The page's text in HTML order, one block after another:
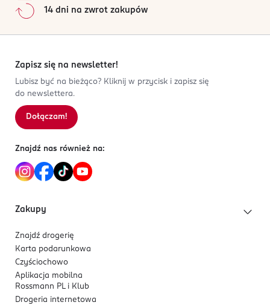
14 dni na zwrot zakupów
Zapisz się na newsletter!
Lubisz być na bieżąco? Kliknij w przycisk i zapisz się
do newslettera.
Dołączam!
Znajdź nas również na:
Zakupy
Znajdź drogerię
Karta podarunkowa
Czyściochowo
Aplikacja mobilna
Rossmann PL i Klub
Drogeria internetowa